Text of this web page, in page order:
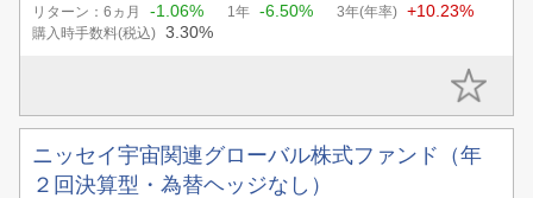
リターン：6ヵ月 -1.06% 1年 -6.50% 3年(年率) +10.23%
購入時手数料(税込) 3.30%
ニッセイ宇宙関連グローバル株式ファンド（年
２回決算型・為替ヘッジなし）